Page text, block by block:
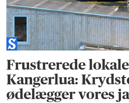
Frustrerede
Kangerlua:
ødelægger vores